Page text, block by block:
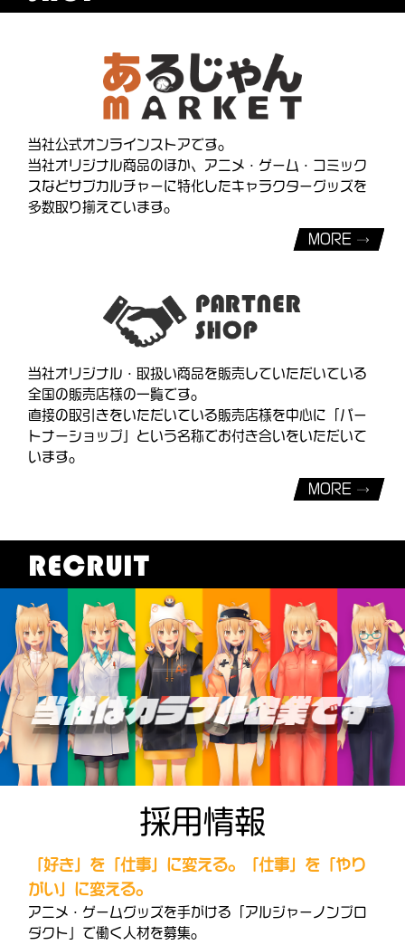
当社公式オンラインストアです。
当社オリジナル商品のほか、アニメ・ゲーム・コミック
スなどサブカルチャーに特化したキャラクターグッズを
多数取り揃えています。
MORE
当社オリジナル・取扱い商品を販売していただいている
全国の販売店様の一覧です。
直接の取引きをいただいている販売店様を中心に「パー
トナーショップ」という名称でお付き合いをいただいて
います。
MORE
RECRUIT
採用情報
「好き」を「仕事」に変える。「仕事」を「やり
がい」に変える。
アニメ・ゲームグッズを手がける「アルジャーノンプロ
ダクト」で働く人材を募集。